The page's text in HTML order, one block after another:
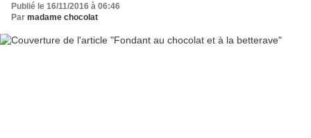
Publié le 16/11/2016 à 06:46
Par madame chocolat